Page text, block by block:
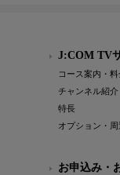
J:COM TV
コース案内・料
チャンネル紹介
特長
オプション・周
お申込み・